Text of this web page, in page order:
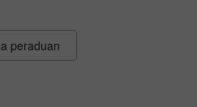
peraduan